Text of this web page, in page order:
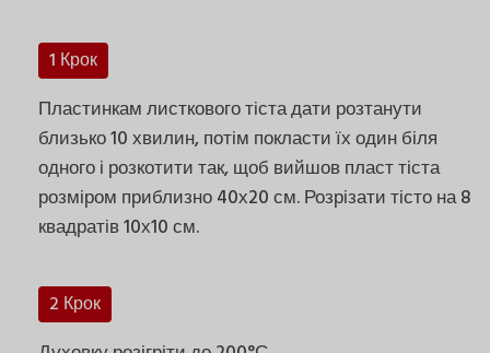
1 Крок
Пластинкам листкового тіста дати розтанути
близько 10 хвилин, потім покласти їх один біля
одного і розкотити так, щоб вийшов пласт тіста
розміром приблизно 40х20 см. Розрізати тісто на 8
квадратів 10х10 см.
2 Крок